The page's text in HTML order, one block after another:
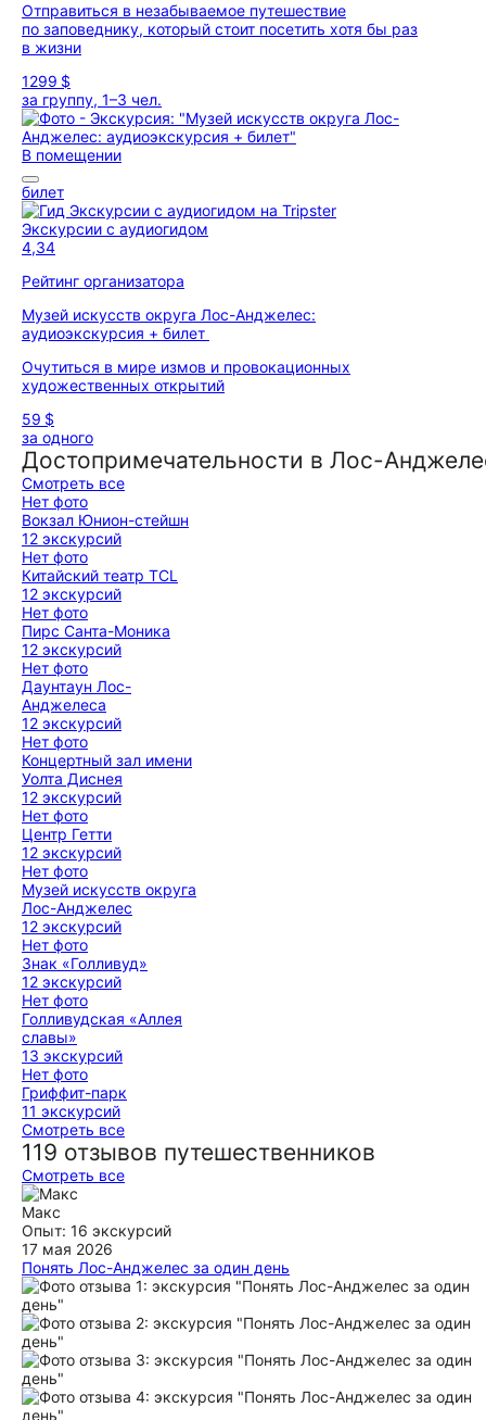
Отправиться в незабываемое путешествие
по заповеднику, который стоит посетить хотя бы раз
в жизни
1299 $
за группу, 1–3 чел.
В помещении
билет
Экскурсии с аудиогидом
4,34
Рейтинг организатора
Музей искусств округа Лос-Анджелес:
аудиоэкскурсия + билет
Очутиться в мире измов и провокационных
художественных открытий
59 $
за одного
Достопримечательности в Лос-
Смотреть все
Нет фото
Вокзал Юнион-стейшн
12 экскурсий
Нет фото
Китайский театр TCL
12 экскурсий
Нет фото
Пирс Санта-Моника
12 экскурсий
Нет фото
Даунтаун Лос-
Анджелеса
12 экскурсий
Нет фото
Концертный зал имени
Уолта Диснея
12 экскурсий
Нет фото
Центр Гетти
12 экскурсий
Нет фото
Музей искусств округа
Лос-Анджелес
12 экскурсий
Нет фото
Знак «Голливуд»
12 экскурсий
Нет фото
Голливудская «Аллея
славы»
13 экскурсий
Нет фото
Гриффит-парк
11 экскурсий
Смотреть все
119 отзывов путешественников
Смотреть все
Макс
Опыт: 16 экскурсий
17 мая 2026
Понять Лос-Анджелес за один день
Провели с гидом Владом целый день в Лос-Анджелесе и
остались в полном восторге. Посетили Downtown, океан,
Hollywood Sign, Walk of Fame и много других интересных
мест. Влад очень интересно и легко рассказывает, знает
историю города и показывает не только туристические
точки, но и атмосферу настоящего Los Angeles. Экскурсия
прошла комфортно, насыщенно и с отличным настроением.
Однозначно рекомендуем — 5 из 5!